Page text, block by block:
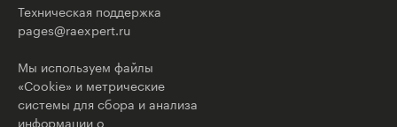
Техническая поддержка
pages@raexpert.ru
Мы используем файлы
«Cookie» и метрические
системы для сбора и анализа
информации о